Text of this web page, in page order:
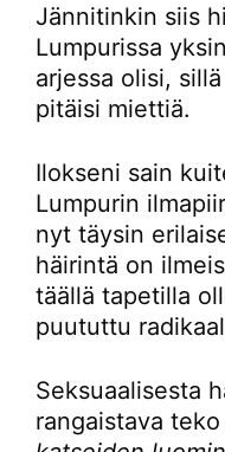
Jännitinkin siis
Lumpurissa
arjessa olisi,
pitäisi miettiä.
Ilokseni sain
Lumpurin
nyt täysin
häirintä on
täällä tapetilla
puututtu
Seksuaalisesta
rangaistava